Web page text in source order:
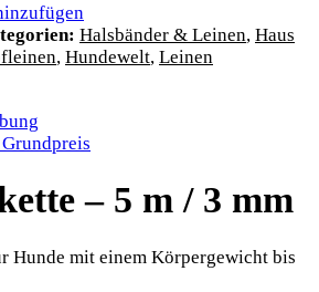
Halsbänder & Leinen, Haus
, Hundewelt, Leinen
– 5 m / 3 mm
Hunde mit einem Körpergewicht bis